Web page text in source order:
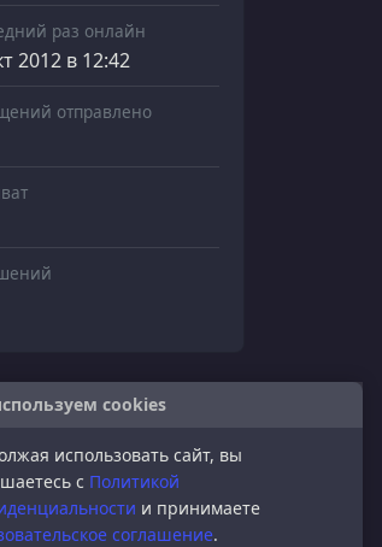
раз онлайн
2012 в 12:42
отправлено
cookies
использовать сайт, вы
с Политикой
и принимаете
соглашение.